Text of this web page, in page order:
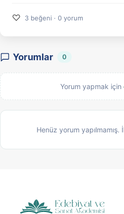
♡ 3 beğeni · 0 yorum
Yorumlar 0
Yorum yapmak için
Henüz yorum